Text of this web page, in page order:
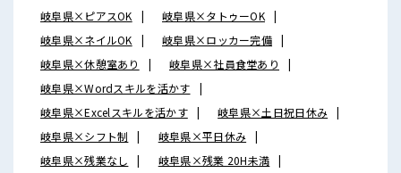
岐阜県×ピアスOK
岐阜県×タトゥーOK
岐阜県×ネイルOK
岐阜県×ロッカー完備
岐阜県×休憩室あり
岐阜県×社員食堂あり
岐阜県×Wordスキルを活かす
岐阜県×Excelスキルを活かす
岐阜県×土日祝日休み
岐阜県×シフト制
岐阜県×平日休み
岐阜県×残業なし
岐阜県×残業 20H未満